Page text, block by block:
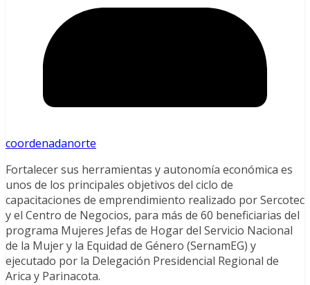
coordenadanorte
Fortalecer sus herramientas y autonomía económica es
unos de los principales objetivos del ciclo de
capacitaciones de emprendimiento realizado por Sercotec
y el Centro de Negocios, para más de 60 beneficiarias del
programa Mujeres Jefas de Hogar del Servicio Nacional
de la Mujer y la Equidad de Género (SernamEG) y
ejecutado por la Delegación Presidencial Regional de
Arica y Parinacota.